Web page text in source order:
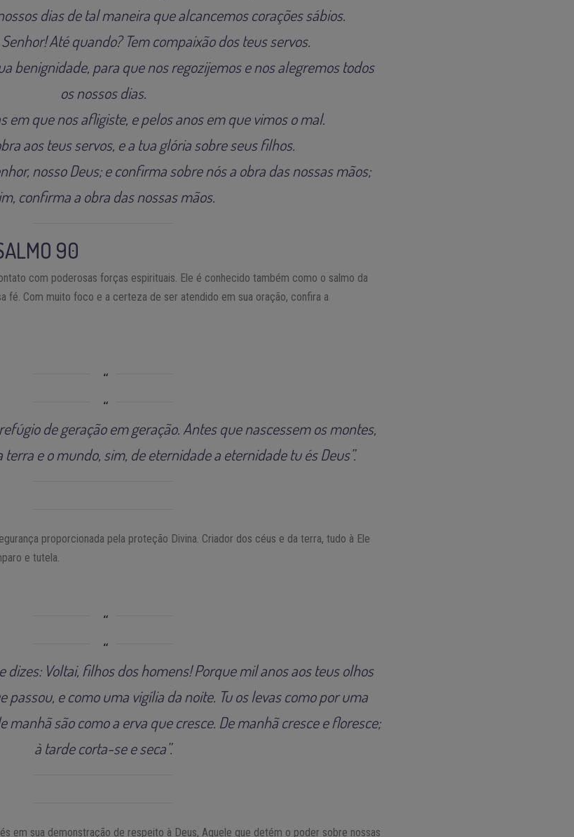
dias de tal maneira que alcancemos corações sábios.
Até quando? Tem compaixão dos teus servos.
benignidade, para que nos regozijemos e nos alegremos todos
os nossos dias.
em que nos afligiste, e pelos anos em que vimos o mal.
aos teus servos, e a tua glória sobre seus filhos.
nosso Deus; e confirma sobre nós a obra das nossas mãos;
confirma a obra das nossas mãos.
90
com poderosas forças espirituais. Ele é conhecido também como o salmo da
fé. Com muito foco e a certeza de ser atendido em sua oração, confira a
de geração em geração. Antes que nascessem os montes,
e o mundo, sim, de eternidade a eternidade tu és Deus”.
proporcionada pela proteção Divina. Criador dos céus e da terra, tudo à Ele
e tutela.
dizes: Voltai, filhos dos homens! Porque mil anos aos teus olhos
passou, e como uma vigília da noite. Tu os levas como por uma
manhã são como a erva que cresce. De manhã cresce e floresce;
à tarde corta-se e seca”.
em sua demonstração de respeito à Deus, Aquele que detém o poder sobre nossas